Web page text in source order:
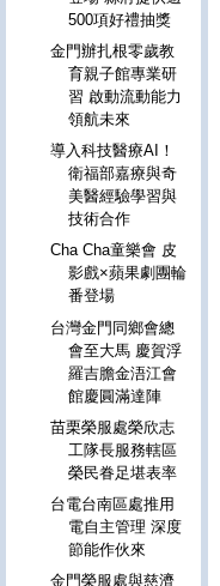
500項好禮抽獎
金門辦扎根零歲教
育親子館專業研
習 啟動流動能力
領航未來
導入科技醫療AI！
衛福部嘉療與奇
美醫經驗學習與
技術合作
Cha Cha童樂會 皮
影戲×蘋果劇團輪
番登場
台灣金門同鄉會總
會至大馬 慶賀浮
羅吉膽金浯江會
館慶圓滿達陣
苗栗榮服處榮欣志
工隊長服務轄區
榮民眷足堪表率
台電台南區處推用
電自主管理 深度
節能作伙來
金門榮服處與慈濟